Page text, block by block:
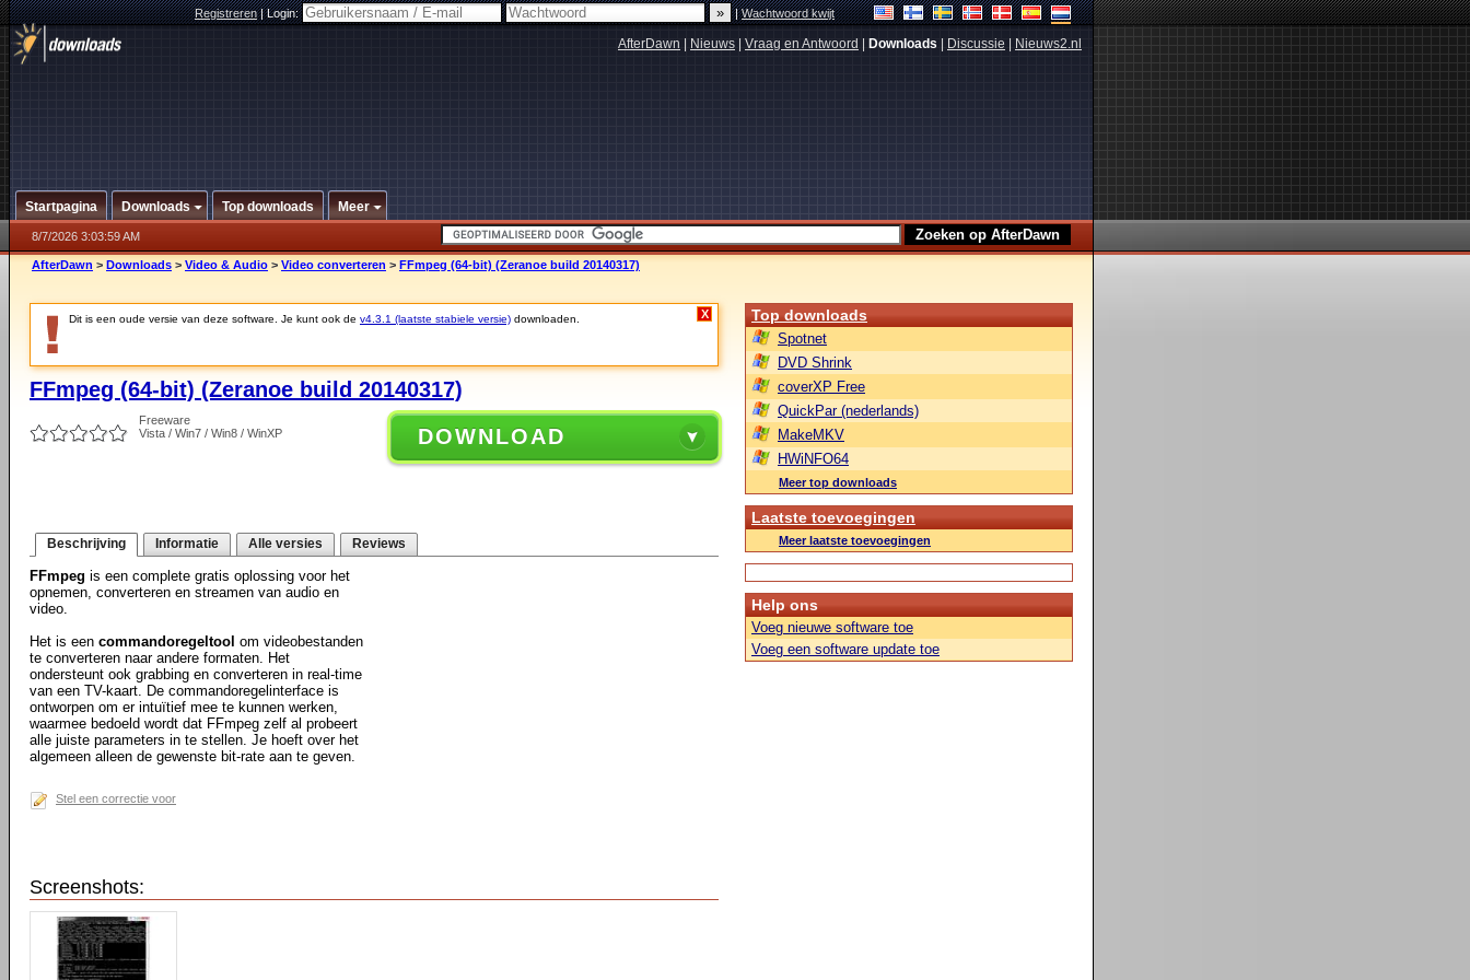
Registreren|Login: |Wachtwoord kwijt
AfterDawn Nieuws Vraag en Antwoord Downloads Discussie Nieuws2.nl
Startpagina Downloads Top downloads Meer
8/7/2026 3:03:59 AM
AfterDawn > Downloads > Video & Audio > Video converteren > FFmpeg (64-bit) (Zeranoe build 20140317)
Dit is een oude versie van deze software. Je kunt ook de v4.3.1 (laatste stabiele versie) downloaden. X
FFmpeg (64-bit) (Zeranoe build 20140317)
Freeware
Vista / Win7 / Win8 / WinXP
DOWNLOAD
Beschrijving Informatie Alle versies Reviews
FFmpeg is een complete gratis oplossing voor het
opnemen, converteren en streamen van audio en
video.
Het is een commandoregeltool om videobestanden
te converteren naar andere formaten. Het
ondersteunt ook grabbing en converteren in real-time
van een TV-kaart. De commandoregelinterface is
ontworpen om er intuïtief mee te kunnen werken,
waarmee bedoeld wordt dat FFmpeg zelf al probeert
alle juiste parameters in te stellen. Je hoeft over het
algemeen alleen de gewenste bit-rate aan te geven.
Stel een correctie voor
Screenshots:
Top downloads
Spotnet
DVD Shrink
coverXP Free
QuickPar (nederlands)
MakeMKV
HWiNFO64
Meer top downloads
Laatste toevoegingen
Meer laatste toevoegingen
Help ons
Voeg nieuwe software toe
Voeg een software update toe